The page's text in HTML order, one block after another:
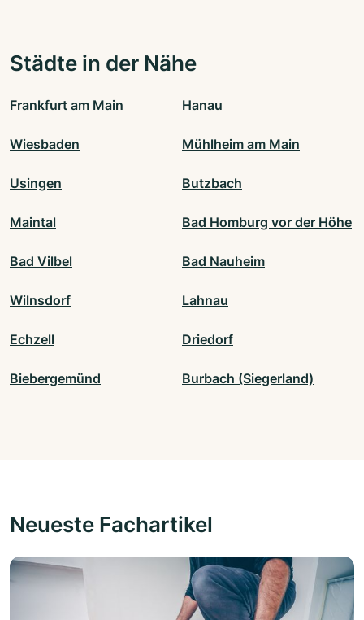
Städte in der Nähe
Frankfurt am Main Hanau
Wiesbaden Mühlheim am Main
Usingen Butzbach
Maintal Bad Homburg vor der Höhe
Bad Vilbel Bad Nauheim
Wilnsdorf Lahnau
Echzell Driedorf
Biebergemünd Burbach (Siegerland)
Neueste Fachartikel